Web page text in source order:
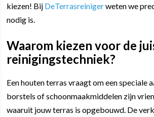
kiezen! Bij DeTerrasreinigerweten we
nodig is.
Waarom kiezen voor de
reinigingstechniek?
Een houten terras vraagt om een speciale
borstels of schoonmaakmiddelen zijn
waaruit jouw terras is opgebouwd. De